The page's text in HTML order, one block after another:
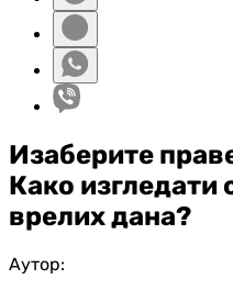
Изаберите
Како изгледати
врелих дана?
Аутор: